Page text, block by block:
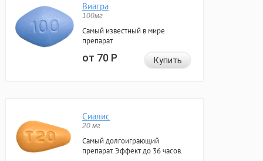
Виагра
100мг
Самый известный в мире
препарат
от 70Р Купить
Сиалис
20 мг
Самый долгоиграющий
препарат. Эффект до 36 часов.